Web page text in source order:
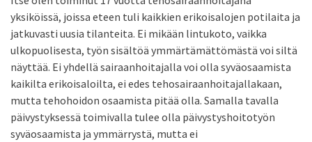
yksiköissä, joissa eteen tuli kaikkien erikoisalojen potilaita ja
jatkuvasti uusia tilanteita. Ei mikään lintukoto, vaikka
ulkopuolisesta, työn sisältöä ymmärtämättömästä voi siltä
näyttää. Ei yhdellä sairaanhoitajalla voi olla syväosaamista
kaikilta erikoisaloilta, ei edes tehosairaanhoitajallakaan,
mutta tehohoidon osaamista pitää olla. Samalla tavalla
päivystyksessä toimivalla tulee olla päivystyshoitotyön
syväosaamista ja ymmärrystä, mutta ei